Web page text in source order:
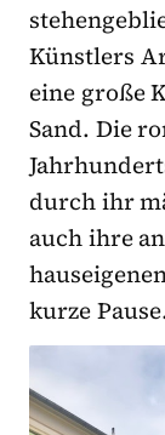
Künstlers
eine große
Sand. Die
durch ihr
auch ihre
kurze